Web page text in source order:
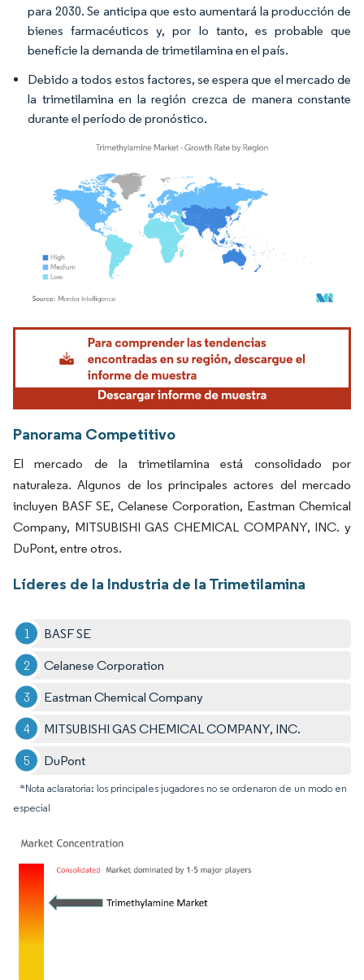
para 2030. Se anticipa que esto aumentará la producción de
bienes farmacéuticos y, por lo tanto, es probable que
beneficie la demanda de trimetilamina en el país.
Debido a todos estos factores, se espera que el mercado de
la trimetilamina en la región crezca de manera constante
durante el período de pronóstico.
Imagen © Mordor Intelligence. El uso requiere atribución según CC BY 4.0.
Panorama Competitivo
El mercado de la trimetilamina está consolidado por
naturaleza. Algunos de los principales actores del mercado
incluyen BASF SE, Celanese Corporation, Eastman Chemical
Company, MITSUBISHI GAS CHEMICAL COMPANY, INC. y
DuPont, entre otros.
Líderes de la Industria de la Trimetilamina
BASF SE
Celanese Corporation
Eastman Chemical Company
MITSUBISHI GAS CHEMICAL COMPANY, INC.
DuPont
*Nota aclaratoria: los principales jugadores no se ordenaron de un modo en
especial